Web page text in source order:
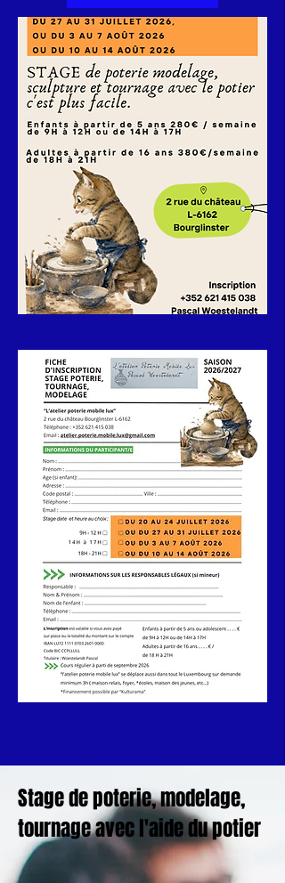
Stage de poterie, modelage,
tournage avec l'aide du potier